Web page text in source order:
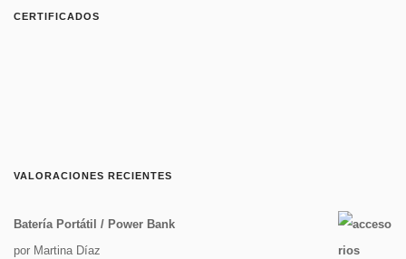
CERTIFICADOS
VALORACIONES RECIENTES
Batería Portátil / Power Bank
por Martina Díaz